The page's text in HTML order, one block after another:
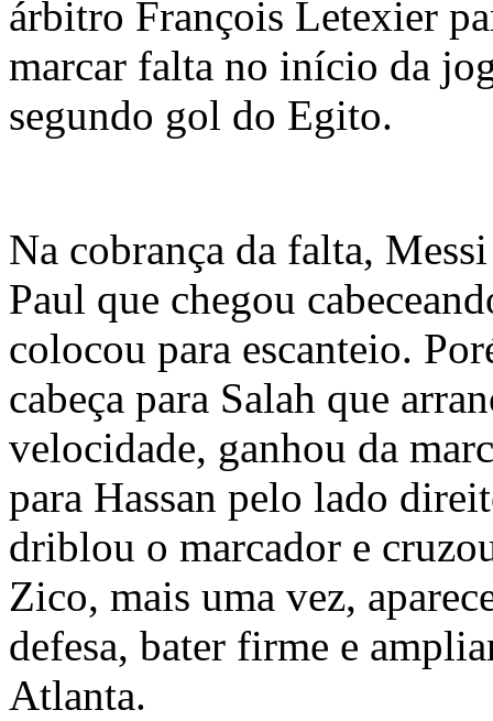
árbitro François Letexier
marcar falta no início da
segundo gol do Egito.
Na cobrança da falta,
Paul que chegou
colocou para escanteio.
cabeça para Salah que
velocidade, ganhou da
para Hassan pelo lado
driblou o marcador e
Zico, mais uma vez,
defesa, bater firme e
Atlanta.